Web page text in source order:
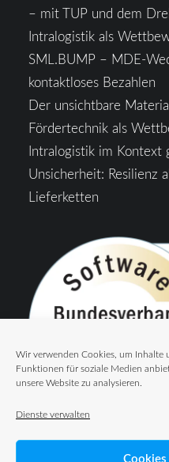
Wir verwenden Cookies, um Inhalte
Funktionen für soziale Medien
unsere Website zu analysieren.
Dienste verwalten
– mit TUP und dem
Intralogistik als
SML.BUMP – MDE-
kontaktloses Bezahlen
Der unsichtbare
Fördertechnik als
Intralogistik im Kontext
Unsicherheit: Resilienz
Lieferketten